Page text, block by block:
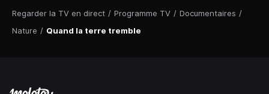
Regarder la TV en direct / Programme TV / Documentaires /
Nature / Quand la terre tremble